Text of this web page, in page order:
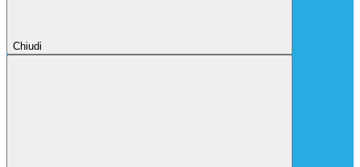
Chiudi